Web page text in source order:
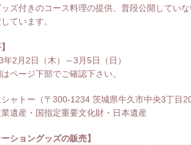
ズ付きのコース料理の提供、普段公開してい
ています。
2月2日（木）～3月5日（日）
ページ下部でご確認下さい。
ャトー（〒300-1234 茨城県牛久市中央3丁目
遺産・国指定重要文化財・日本遺産
ーショングッズの販売】